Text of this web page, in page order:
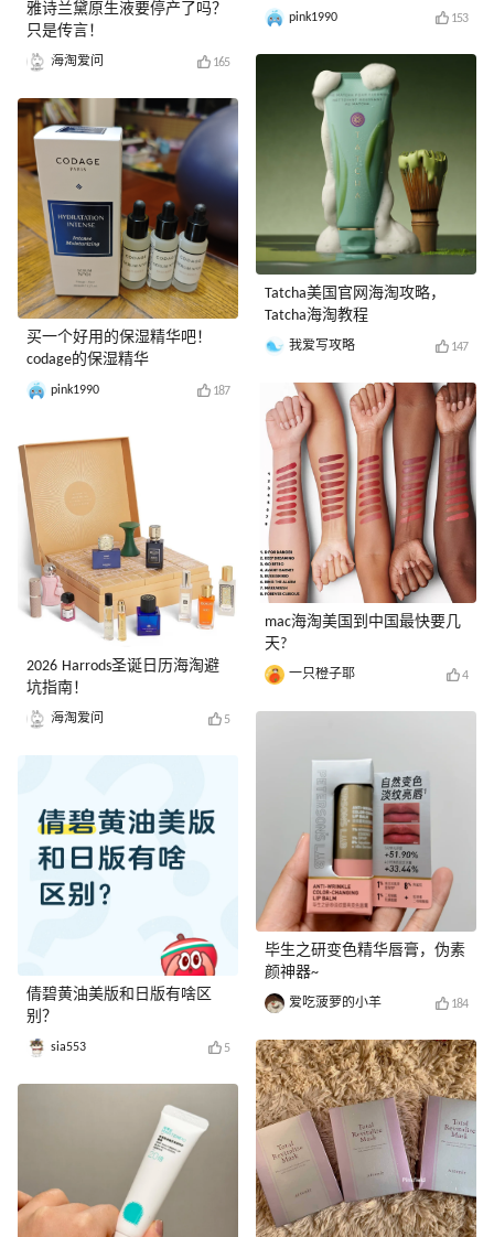
雅诗兰黛原生液要停产了吗？
只是传言！
海淘爱问 165
买一个好用的保湿精华吧！
codage的保湿精华
pink1990 187
2026 Harrods圣诞日历海淘避
坑指南！
海淘爱问 5
倩碧黄油美版和日版有啥区
别？
sia553 5
pink1990 153
Tatcha美国官网海淘攻略，
Tatcha海淘教程
我爱写攻略 147
mac海淘美国到中国最快要几
天?
一只橙子耶 4
毕生之研变色精华唇膏，伪素
颜神器~
爱吃菠萝的小羊 184